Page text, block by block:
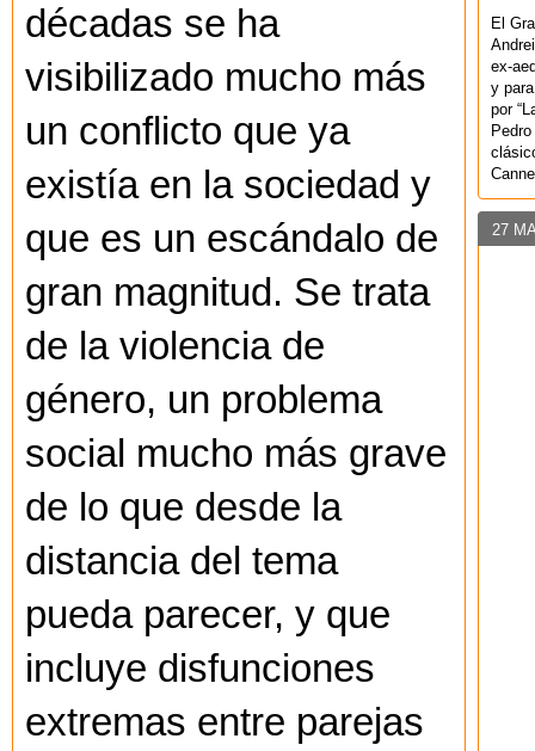
décadas se ha
visibilizado mucho más
un conflicto que ya
existía en la sociedad y
que es un escándalo de
gran magnitud. Se trata
de la violencia de
género, un problema
social mucho más grave
de lo que desde la
distancia del tema
pueda parecer, y que
incluye disfunciones
extremas entre parejas
El
ex-
y
por
27